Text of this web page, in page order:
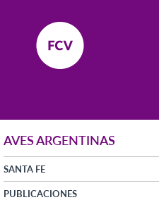
AVES ARGENTINAS
SANTA FE
PUBLICACIONES